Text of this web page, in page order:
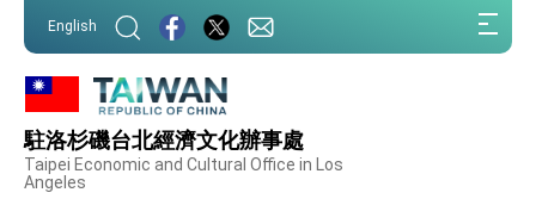
English
駐洛杉磯台北經濟文化辦事處
Taipei Economic and Cultural Office in Los
Angeles
外交部重要言論
我國政府將在美國亞利桑納州設立「駐鳳凰城辦